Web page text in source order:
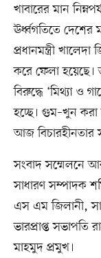
খাবারের মান
ঊর্ধ্বগতিতে
প্রধানমন্ত্রী
করে ফেলা হয়েছে।
বিরুদ্ধে ‘মিথ্যা ও
হচ্ছে। গুম–খুন করা
আজ বিচারহীনতার
সংবাদ সম্মেলনে
সাধারণ সম্পাদক
এস এম জিলানী,
ভারপ্রাপ্ত
মাহমুদ প্রমুখ।